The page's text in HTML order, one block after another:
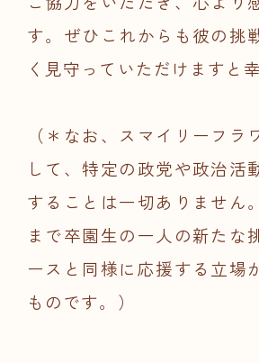
す。ぜひこれからも彼の挑
く見守っていただけますと
（＊なお、スマイリーフラ
して、特定の政党や政治活
することは一切ありません
まで卒園生の一人の新たな
ースと同様に応援する立場
ものです。）